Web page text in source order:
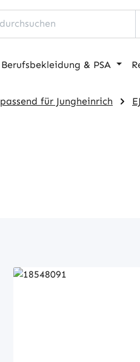
Berufsbekleidung & PSA
passend für Jungheinrich